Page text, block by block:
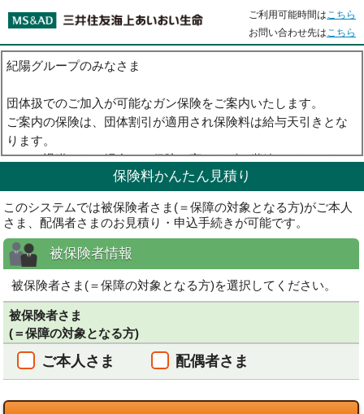
ご利用可能時間はこちら
お問い合わせ先はこちら
紀陽グループのみなさま
団体扱でのご加入が可能なガン保険をご案内いたします。
ご案内の保険は、団体割引が適用され保険料は給与天引きとな
ります。
もしご退職された場合でも保障は変わらずに継続いただけま
さい。
保険料かんたん見積り
このシステムでは被保険者さま(＝保障の対象となる方)がご本人
さま、配偶者さまのお見積り・申込手続きが可能です。
被保険者情報
被保険者さま(＝保障の対象となる方)を選択してください。
被保険者さま
(＝保障の対象となる方)
ご本人さま 配偶者さま